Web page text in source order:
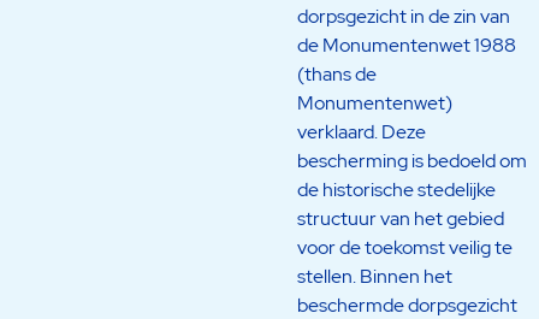
dorpsgezicht in de zin van
de Monumentenwet 1988
(thans de
Monumentenwet)
verklaard. Deze
bescherming is bedoeld om
de historische stedelijke
structuur van het gebied
voor de toekomst veilig te
stellen. Binnen het
beschermde dorpsgezicht